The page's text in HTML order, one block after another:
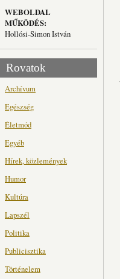
WEBOLDAL
MŰKÖDÉS:
Hollósi-Simon István
Rovatok
Archívum
Egészség
Életmód
Egyéb
Hírek, közlemények
Humor
Kultúra
Lapszél
Politika
Publicisztika
Történelem